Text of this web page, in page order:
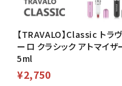
【TRAVALO】Classic トラ
ーロ クラシック アトマイザ
5ml
¥2,750